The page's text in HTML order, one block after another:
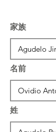
家族
名前
姓